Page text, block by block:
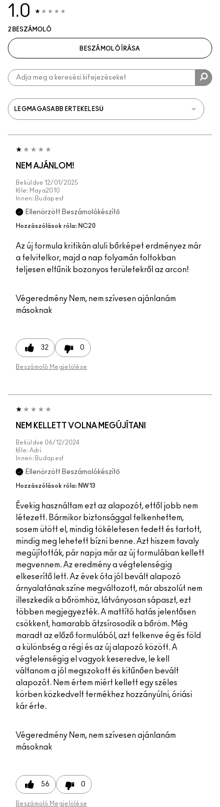
1.0
2 BESZÁMOLÓ
BESZÁMOLÓ ÍRÁSA
NEM AJÁNLOM!
Beküldve 12/01/2025
tőle: Maya2010
Innen: Budapest
Ellenörzött Beszámolókészítő
Hozzászólások róla: NC20
Az új formula kritikán aluli bőrképet erdményez már
a felvitelkor, majd a nap folyamán foltokban
teljesen eltűnik bozonyos területekről az arcon!
Végeredmény Nem, nem szívesen ajánlanám
másoknak
32 0
Beszámoló Megjelölése
NEM KELLETT VOLNA MEGÚJÍTANI
Beküldve 06/12/2024
tőle: Adri
Innen: Budapest
Ellenörzött Beszámolókészítő
Hozzászólások róla: NW13
Évekig használtam ezt az alapozót, ettől jobb nem
létezett. Bármikor biztonsággal felkenhettem,
sosem ütött el, mindig tökéletesen fedett és tartott,
mindig meg lehetett bízni benne. Azt hiszem tavaly
megújították, pár napja már az új formulában kellett
megvennem. Az eredmény a végtelenségig
elkeserítő lett. Az évek óta jól bevált alapozó
árnyalatának színe megváltozott, már abszolút nem
illeszkedik a bőrömhöz, látványosan sápaszt, ezt
többen megjegyezték. A mattító hatás jelentősen
csökkent, hamarabb átzsírosodik a bőröm. Még
maradt az előző formulából, azt felkenve ég és föld
a különbség a régi és az új alapozó között. A
végtelenségig el vagyok keseredve, le kell
váltanom a jól megszokott és kitűnően bevált
alapozót. Nem értem miért kellett egy széles
körben közkedvelt termékhez hozzányúlni, óriási
kár érte.
Végeredmény Nem, nem szívesen ajánlanám
másoknak
56 0
Beszámoló Megjelölése